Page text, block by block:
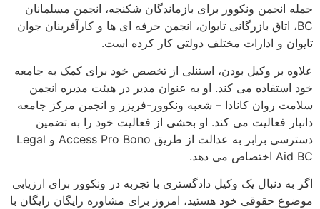
جمله انجمن ونکوور برای بازماندگان شکنجه، انجمن مسلمانان
BC، اتاق بازرگانی تایوان، انجمن حرفه ای ها و کارآفرینان جوان
تایوان و ادارات مختلف دولتی کار کرده است.
علاوه بر وکیل بودن، استنلی از تخصص خود برای کمک به جامعه
خود استفاده می کند. او به عنوان مدیر در هیئت مدیره انجمن
سلامت روان کانادا – شعبه ونکوور-فریزر و انجمن مرکز جامعه
دانبار فعالیت می کند. او بخشی از فعالیت خود را به تضمین
دسترسی برابر به عدالت از طریق Access Pro Bono و Legal
Aid BC اختصاص می دهد.
اگر به دنبال یک وکیل دادگستری با تجربه در ونکوور برای ارزیابی
موضوع حقوقی خود هستید، امروز برای مشاوره رایگان رایگان با